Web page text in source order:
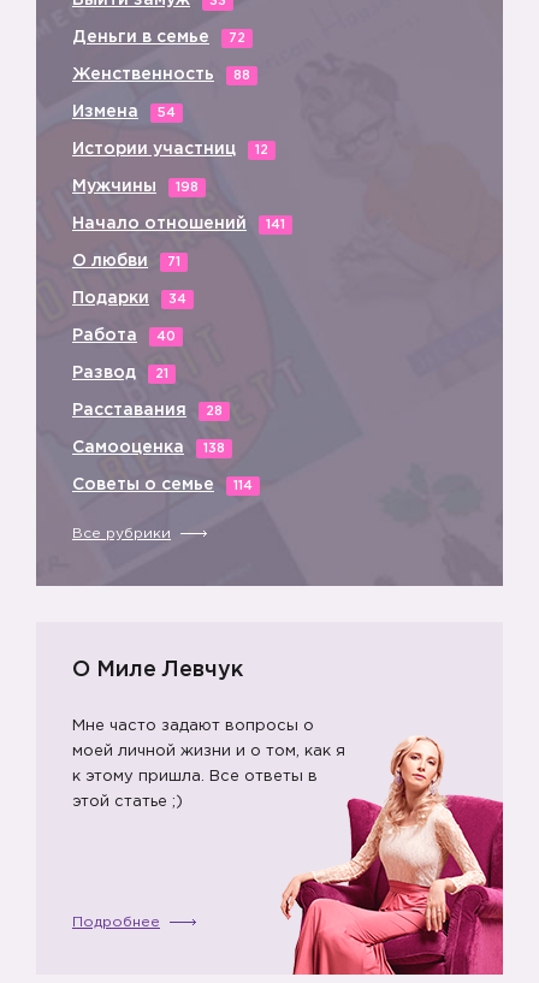
Деньги в семье 72
Женственность 88
Измена 54
Истории участниц 12
Мужчины 198
Начало отношений 141
О любви 71
Подарки 34
Работа 40
Развод 21
Расставания 28
Самооценка 138
Советы о семье 114
Все рубрики
О Миле Левчук
Мне часто задают вопросы о
моей личной жизни и о том, как я
к этому пришла. Все ответы в
этой статье ;)
Подробнее